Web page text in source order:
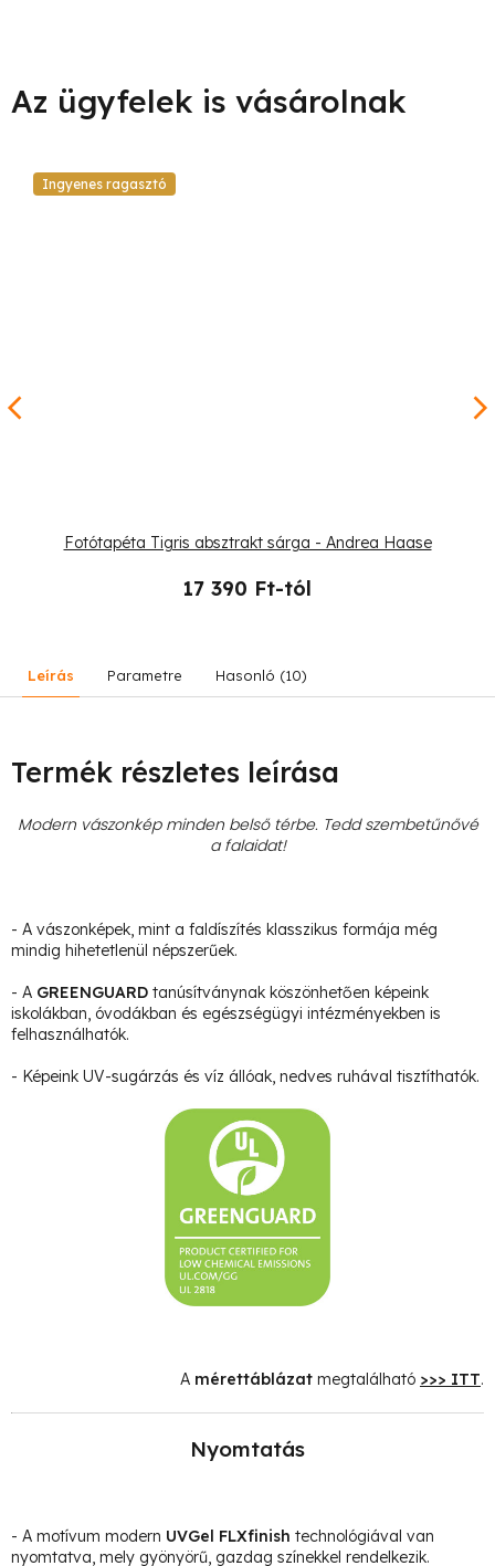
Ingyenes ragasztó
Fotótapéta Tigris absztrakt sárga - Andrea Haase
17 390 Ft-tól
Leírás Parametre Hasonló (10)
Termék részletes leírása
Modern vászonkép minden belső térbe. Tedd szembetűnővé
a falaidat!
- A vászonképek, mint a faldíszítés klasszikus formája még
mindig hihetetlenül népszerűek.
- A GREENGUARD tanúsítványnak köszönhetően képeink
iskolákban, óvodákban és egészségügyi intézményekben is
felhasználhatók.
- Képeink UV-sugárzás és víz állóak, nedves ruhával tisztíthatók.
A mérettáblázat megtalálható >>> ITT.
Nyomtatás
- A motívum modern UVGel FLXfinish technológiával van
nyomtatva, mely gyönyörű, gazdag színekkel rendelkezik.